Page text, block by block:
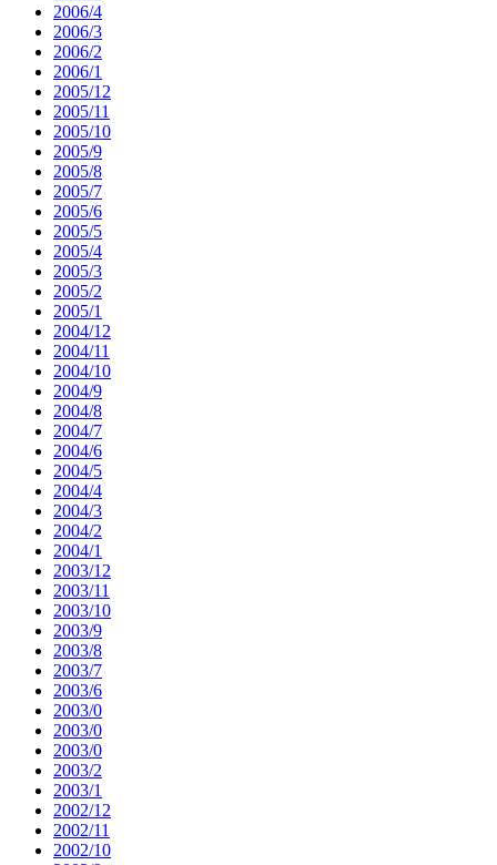
2006/4
2006/3
2006/2
2006/1
2005/12
2005/11
2005/10
2005/9
2005/8
2005/7
2005/6
2005/5
2005/4
2005/3
2005/2
2005/1
2004/12
2004/11
2004/10
2004/9
2004/8
2004/7
2004/6
2004/5
2004/4
2004/3
2004/2
2004/1
2003/12
2003/11
2003/10
2003/9
2003/8
2003/7
2003/6
2003/0
2003/0
2003/0
2003/2
2003/1
2002/12
2002/11
2002/10